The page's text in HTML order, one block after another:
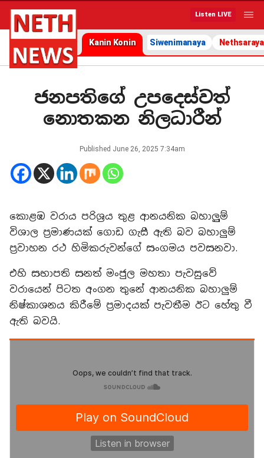
Listen LIVE
Kanin Konin Siwenimanaya Nethsaraya
ජනපතිගේ උපදෙස්වත්
නොතකන නිලධාරීන්
Published June 26, 2025 7:34am
කොළඹ වරාය පරිශ්‍රය තුළ ආනයනික බහාලුුම්
විශාල ප්‍රමාණයක් ගොඩ ගැසී ඇති බව බහාලුම්
ප්‍රවාහන රථ හිමිකරුවන්ගේ සංගමය පවසනවා.
එහි සභාපති සනත් මංජුල මහතා පැවසුවේ
වරායෙන් පිටත අංගන තුනේ ආනයනික බහාලුම්
නිෂ්කාශනය කිරීමේ ප්‍රමාදයක් පැවතීම ඊට හේතු වී
ඇති බවයි.